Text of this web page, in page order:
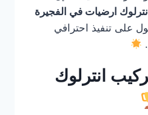
ارضيات في الفجيرة
على تنفيذ احترافي
.
انترلوك